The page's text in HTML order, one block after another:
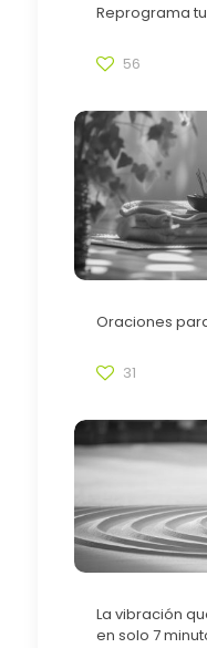
Reprograma
56
Oraciones
31
La vibración
en solo 7